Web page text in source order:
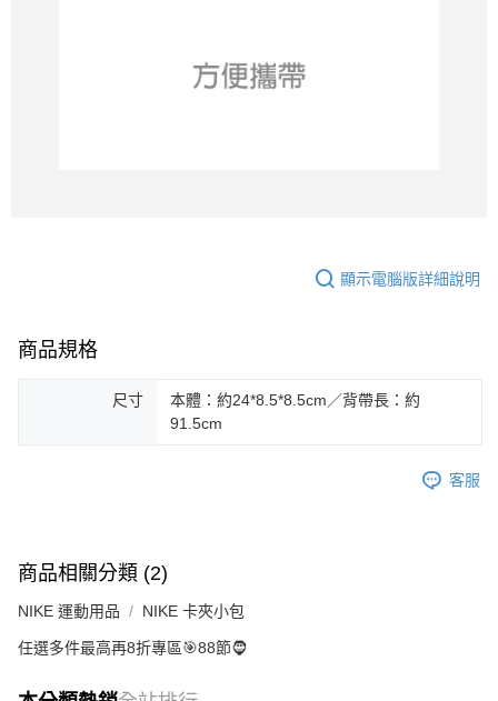
顯示電腦版詳細說明
商品規格
尺寸
本體：約24*8.5*8.5cm／背帶長：約
91.5cm
客服
商品相關分類 (2)
NIKE 運動用品 NIKE 卡夾小包
任選多件最高再8折專區🎯88節🧔